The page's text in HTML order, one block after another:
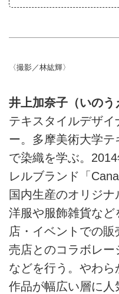
〈撮影／林紘輝〉
井上加奈子（いのう
テキスタイルデザイ
ー。多摩美術大学
で染織を学ぶ。
レルブランド「
国内生産のオリジ
洋服や服飾雑貨な
店・イベントでの
売店とのコラボレ
などを行う。やわ
作品が幅広い層に人